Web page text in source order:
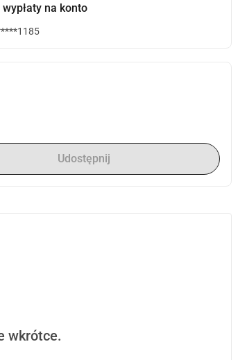
wypłaty na konto
Udostępnij
wkrótce.